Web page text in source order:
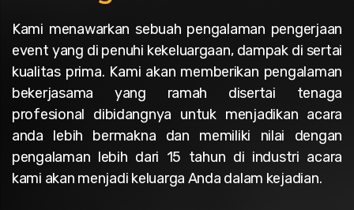
Kami menawarkan sebuah pengalaman pengerjaan
event yang di penuhi kekeluargaan, dampak di sertai
kualitas prima. Kami akan memberikan pengalaman
bekerjasama yang ramah disertai tenaga
profesional dibidangnya untuk menjadikan acara
anda lebih bermakna dan memiliki nilai dengan
pengalaman lebih dari 15 tahun di industri acara
kami akan menjadi keluarga Anda dalam kejadian.